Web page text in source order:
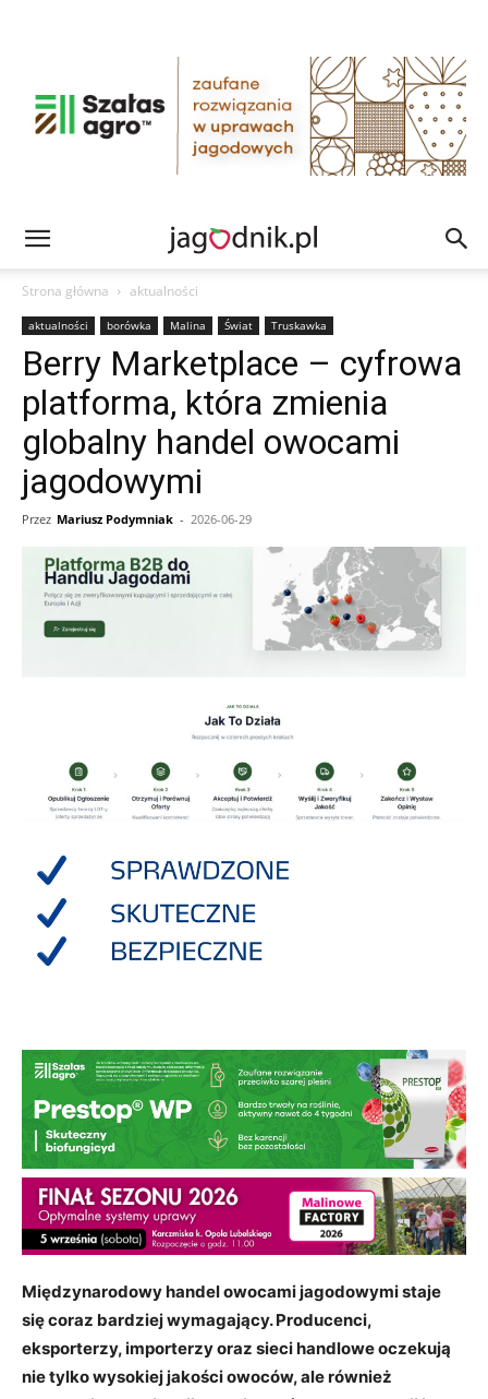
Strona główna aktualności
aktualności borówka Malina Świat Truskawka
Berry Marketplace – cyfrowa
platforma, która zmienia
globalny handel owocami
jagodowymi
Przez Mariusz Podymniak - 2026-06-29
Międzynarodowy handel owocami jagodowymi staje
się coraz bardziej wymagający. Producenci,
eksporterzy, importerzy oraz sieci handlowe oczekują
nie tylko wysokiej jakości owoców, ale również